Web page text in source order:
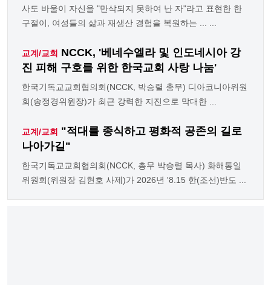
사도 바울이 자신을 "만삭되지 못하여 난 자"라고 표현한 한
구절이, 여성들의 삶과 재생산 경험을 복원하는 ... ...
교계/교회 NCCK, '베네수엘라 및 인도네시아 강
진 피해 구호를 위한 한국교회 사랑 나눔'
한국기독교교회협의회(NCCK, 박승렬 총무) 디아코니아위원
회(송정경위원장)가 최근 강력한 지진으로 막대한 ...
교계/교회 "적대를 종식하고 평화적 공존의 길로
나아가길"
한국기독교교회협의회(NCCK, 총무 박승렬 목사) 화해통일
위원회(위원장 김현호 사제)가 2026년 '8.15 한(조선)반도 ...